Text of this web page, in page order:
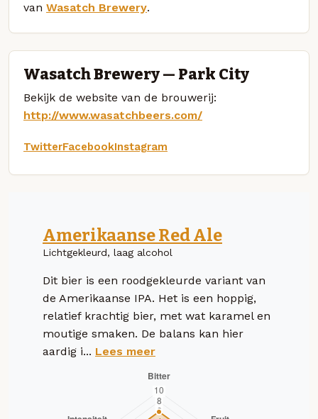
van Wasatch Brewery.
Wasatch Brewery — Park City
Bekijk de website van de brouwerij:
http://www.wasatchbeers.com/
TwitterFacebookInstagram
Amerikaanse Red Ale
Lichtgekleurd, laag alcohol
Dit bier is een roodgekleurde variant van
de Amerikaanse IPA. Het is een hoppig,
relatief krachtig bier, met wat karamel en
moutige smaken. De balans kan hier
aardig i... Lees meer